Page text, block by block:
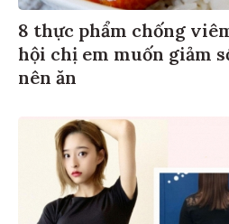
8 thực phẩm chống
hội chị em muốn giảm
nên ăn